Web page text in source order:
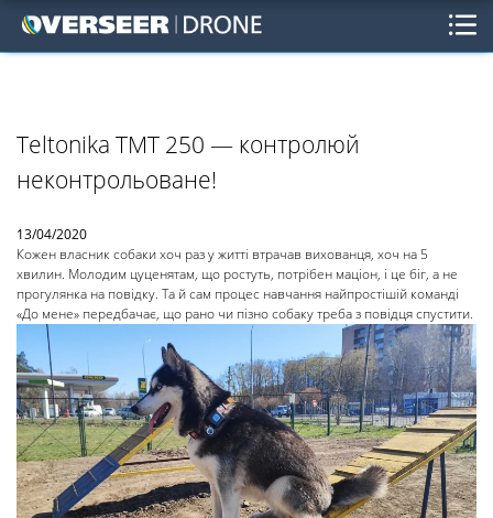
Teltonika ТМТ 250 — контролюй
неконтрольоване!
13/04/2020
Кожен власник собаки хоч раз у житті втрачав вихованця, хоч на 5
хвилин. Молодим цуценятам, що ростуть, потрібен маціон, і це біг, а не
прогулянка на повідку. Та й сам процес навчання найпростішій команді
«До мене» передбачає, що рано чи пізно собаку треба з повідця спустити.